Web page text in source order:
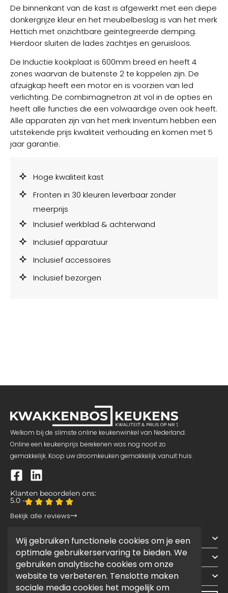
De binnenkant van de kast is afgewerkt met een diepe
donkergrijze kleur en het meubelbeslag is van het merk
Hettich met onzichtbare geïntegreerde demping.
Hierdoor sluiten de lades zachtjes en geruisloos.
De Inductie kookplaat is 600mm breed en heeft 4
zones waarvan de buitenste 2 te koppelen zijn. De
afzuigkap heeft een motor en is voorzien van led
verlichting. De combimagnetron zit vol in de opties en
heeft alle functies die een volwaardige oven ook heeft.
Alle apparaten zijn van het merk Inventum hebben een
uitstekende prijs kwaliteit verhouding en komen met 5
jaar garantie.
Hoge kwaliteit kast
Fronten in 30 kleuren leverbaar zonder
meerprijs
Inclusief werkblad & achterwand
Inclusief apparatuur
Inclusief accessoires
Inclusief bezorgen
Welkom bij de slimste online keukenwinkel van Nederland.
Online een keukenprijs berekenen was nog nooit zo
gemakkelijk. Koop uw droomkeuken gemakkelijk vanuit huis.
Klanten beoordelen ons:
5.0 -
Bekijk alle reviews
Snelle links
Werkgebied
Contact
Wij gebruiken functionele cookies om je een
optimale gebruikerservaring te bieden. We
gebruiken analytische cookies om onze
website te verbeteren. Tenslotte maken
sociale media cookies het mogelijk om